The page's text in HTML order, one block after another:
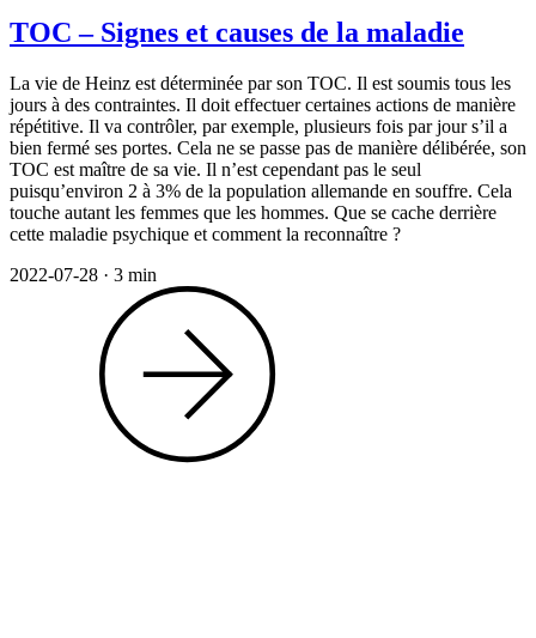
TOC – Signes et causes de la maladie
La vie de Heinz est déterminée par son TOC. Il est soumis tous les
jours à des contraintes. Il doit effectuer certaines actions de manière
répétitive. Il va contrôler, par exemple, plusieurs fois par jour s’il a
bien fermé ses portes. Cela ne se passe pas de manière délibérée, son
TOC est maître de sa vie. Il n’est cependant pas le seul
puisqu’environ 2 à 3% de la population allemande en souffre. Cela
touche autant les femmes que les hommes. Que se cache derrière
cette maladie psychique et comment la reconnaître ?
2022-07-28 · 3 min